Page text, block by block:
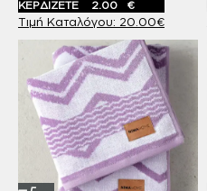
20.00€
ΚΕΡΔΙΖΕΤΕ 2.00 €